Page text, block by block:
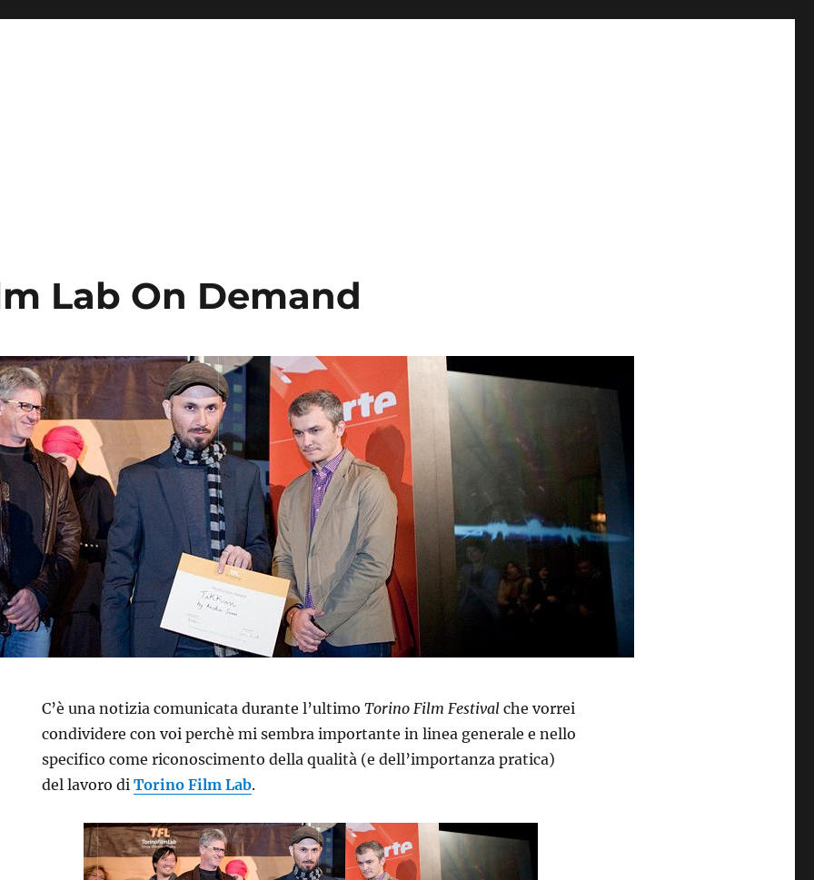
Lab On Demand
C’è una notizia comunicata durante l’ultimoTorino Film Festival che vorrei
condividere con voi perchè mi sembra importante in linea generale e nello
specifico come riconoscimento della qualità (e dell’importanza pratica)
del lavoro diTorino Film Lab.